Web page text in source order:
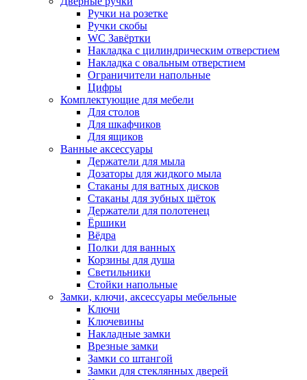
Ручки на розетке
Ручки скобы
WC Завёртки
Накладка с цилиндрическим отверстием
Накладка с овальным отверстием
Ограничители напольные
Цифры
Комплектующие для мебели
Для столов
Для шкафчиков
Для ящиков
Ванные аксессуары
Держатели для мыла
Дозаторы для жидкого мыла
Стаканы для ватных дисков
Стаканы для зубных щёток
Держатели для полотенец
Ёршики
Вёдра
Полки для ванных
Корзины для душа
Светильники
Стойки напольные
Замки, ключи, аксессуары мебельные
Ключи
Ключевины
Накладные замки
Врезные замки
Замки со штангой
Замки для стеклянных дверей